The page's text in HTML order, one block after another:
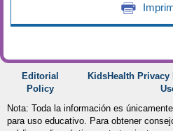
Editorial
Policy
KidsHealth
Nota: Toda la información es únicamente
para uso educativo. Para obtener